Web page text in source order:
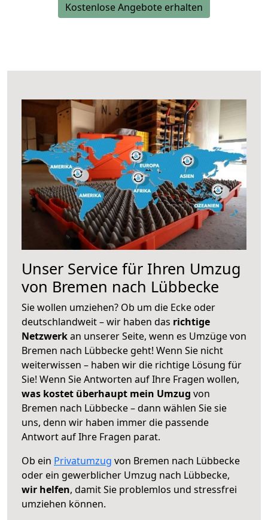
Kostenlose Angebote erhalten
Unser Service für Ihren Umzug
von Bremen nach Lübbecke
Sie wollen umziehen? Ob um die Ecke oder
deutschlandweit – wir haben das richtige
Netzwerkan unserer Seite, wenn es Umzüge von
Bremen nach Lübbecke geht! Wenn Sie nicht
weiterwissen – haben wir die richtige Lösung für
Sie! Wenn Sie Antworten auf Ihre Fragen wollen,
was kostet überhaupt mein Umzug von
Bremen nach Lübbecke – dann wählen Sie sie
uns, denn wir haben immer die passende
Antwort auf Ihre Fragen parat.
Ob ein Privatumzug von Bremen nach Lübbecke
oder ein gewerblicher Umzug nach Lübbecke,
wir helfen, damit Sie problemlos und stressfrei
umziehen können.